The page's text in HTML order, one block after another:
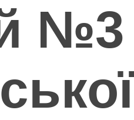
№3